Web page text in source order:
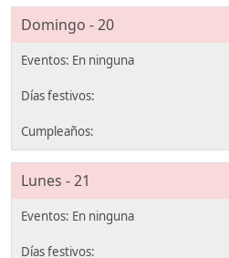
Domingo - 20
Lunes - 21